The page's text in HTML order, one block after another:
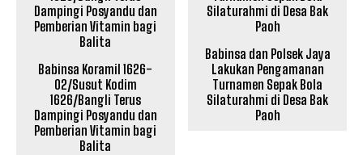
Babinsa Koramil 1626-
02/Susut Kodim
1626/Bangli Terus
Dampingi Posyandu dan
Pemberian Vitamin bagi
Balita
Babinsa dan Polsek Jaya
Lakukan Pengamanan
Turnamen Sepak Bola
Silaturahmi di Desa Bak
Paoh